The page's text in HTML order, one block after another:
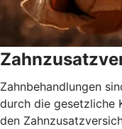
Zahnbehandlungen
durch die gesetzliche
den